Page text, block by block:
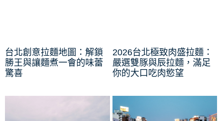
台北創意拉麵地圖：解鎖
勝王與讓麵煮一會的味蕾
驚喜
2026台北極致肉盛拉麵：
嚴選雙豚與辰拉麵，滿足
你的大口吃肉慾望